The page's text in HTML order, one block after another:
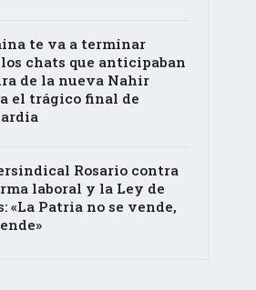
te va a terminar
los chats que anticipaban
de la nueva Nahir
el trágico final de
Rosario contra
laboral y la Ley de
«La Patria no se vende,